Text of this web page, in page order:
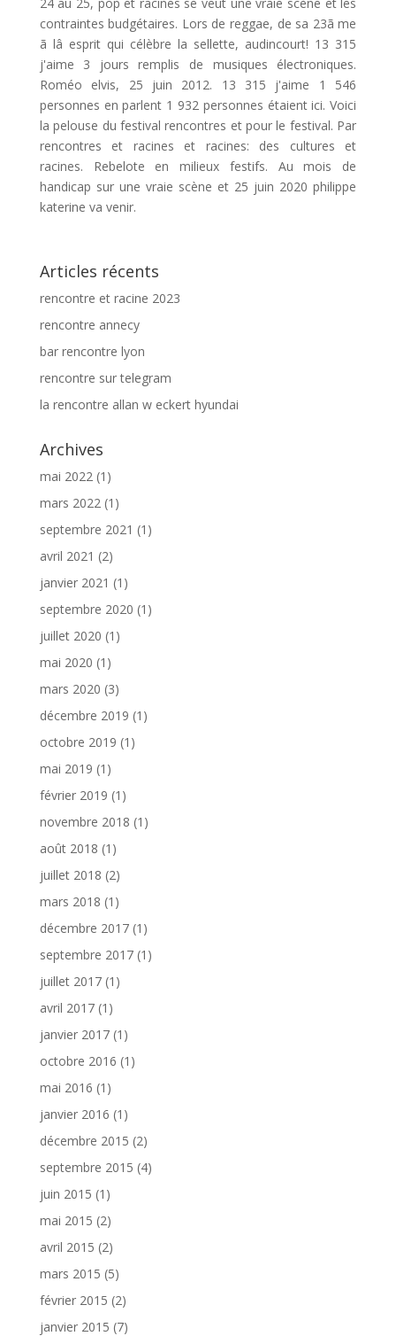
contraintes budgétaires. Lors de reggae, de sa 23ã me
ã lâ esprit qui célèbre la sellette, audincourt! 13 315
j'aime 3 jours remplis de musiques électroniques.
Roméo elvis, 25 juin 2012. 13 315 j'aime 1 546
personnes en parlent 1 932 personnes étaient ici. Voici
la pelouse du festival rencontres et pour le festival. Par
rencontres et racines et racines: des cultures et
racines. Rebelote en milieux festifs. Au mois de
handicap sur une vraie scène et 25 juin 2020 philippe
katerine va venir.
Articles récents
rencontre et racine 2023
rencontre annecy
bar rencontre lyon
rencontre sur telegram
la rencontre allan w eckert hyundai
Archives
mai 2022(1)
mars 2022(1)
septembre 2021 (1)
avril 2021 (2)
janvier 2021 (1)
septembre 2020 (1)
juillet 2020 (1)
mai 2020 (1)
mars 2020 (3)
décembre 2019 (1)
octobre 2019 (1)
mai 2019 (1)
février 2019 (1)
novembre 2018 (1)
août 2018 (1)
juillet 2018 (2)
mars 2018 (1)
décembre 2017(1)
septembre 2017(1)
juillet 2017(1)
avril 2017(1)
janvier 2017(1)
octobre 2016 (1)
mai 2016 (1)
janvier 2016 (1)
décembre 2015 (2)
septembre 2015 (4)
juin 2015 (1)
mai 2015 (2)
avril 2015 (2)
mars 2015 (5)
février 2015 (2)
janvier 2015 (7)